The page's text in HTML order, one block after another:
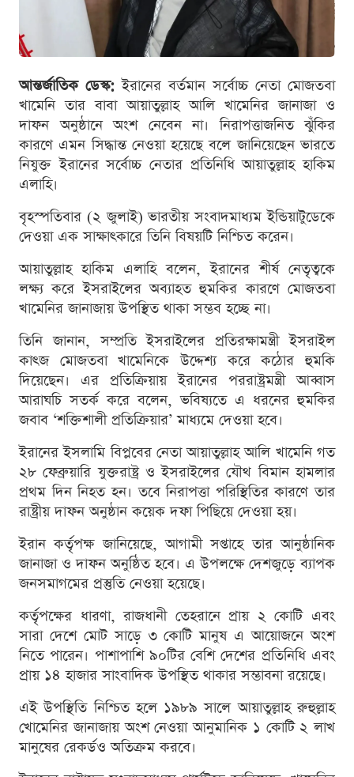
আন্তর্জাতিক ডেস্ক: ইরানের বর্তমান সর্বোচ্চ নেতা মোজতবা
খামেনি তার বাবা আয়াতুল্লাহ আলি খামেনির জানাজা ও
দাফন অনুষ্ঠানে অংশ নেবেন না। নিরাপত্তাজনিত ঝুঁকির
কারণে এমন সিদ্ধান্ত নেওয়া হয়েছে বলে জানিয়েছেন ভারতে
নিযুক্ত ইরানের সর্বোচ্চ নেতার প্রতিনিধি আয়াতুল্লাহ হাকিম
এলাহি।
বৃহস্পতিবার (২ জুলাই) ভারতীয় সংবাদমাধ্যম ইন্ডিয়াটুডেকে
দেওয়া এক সাক্ষাৎকারে তিনি বিষয়টি নিশ্চিত করেন।
আয়াতুল্লাহ হাকিম এলাহি বলেন, ইরানের শীর্ষ নেতৃত্বকে
লক্ষ্য করে ইসরাইলের অব্যাহত হুমকির কারণে মোজতবা
খামেনির জানাজায় উপস্থিত থাকা সম্ভব হচ্ছে না।
তিনি জানান, সম্প্রতি ইসরাইলের প্রতিরক্ষামন্ত্রী ইসরাইল
কাৎজ মোজতবা খামেনিকে উদ্দেশ্য করে কঠোর হুমকি
দিয়েছেন। এর প্রতিক্রিয়ায় ইরানের পররাষ্ট্রমন্ত্রী আব্বাস
আরাঘচি সতর্ক করে বলেন, ভবিষ্যতে এ ধরনের হুমকির
জবাব ‘শক্তিশালী প্রতিক্রিয়ার’ মাধ্যমে দেওয়া হবে।
ইরানের ইসলামি বিপ্লবের নেতা আয়াতুল্লাহ আলি খামেনি গত
২৮ ফেব্রুয়ারি যুক্তরাষ্ট্র ও ইসরাইলের যৌথ বিমান হামলার
প্রথম দিন নিহত হন। তবে নিরাপত্তা পরিস্থিতির কারণে তার
রাষ্ট্রীয় দাফন অনুষ্ঠান কয়েক দফা পিছিয়ে দেওয়া হয়।
ইরান কর্তৃপক্ষ জানিয়েছে, আগামী সপ্তাহে তার আনুষ্ঠানিক
জানাজা ও দাফন অনুষ্ঠিত হবে। এ উপলক্ষে দেশজুড়ে ব্যাপক
জনসমাগমের প্রস্তুতি নেওয়া হয়েছে।
কর্তৃপক্ষের ধারণা, রাজধানী তেহরানে প্রায় ২ কোটি এবং
সারা দেশে মোট সাড়ে ৩ কোটি মানুষ এ আয়োজনে অংশ
নিতে পারেন। পাশাপাশি ৯০টির বেশি দেশের প্রতিনিধি এবং
প্রায় ১৪ হাজার সাংবাদিক উপস্থিত থাকার সম্ভাবনা রয়েছে।
এই উপস্থিতি নিশ্চিত হলে ১৯৮৯ সালে আয়াতুল্লাহ রুহুল্লাহ
খোমেনির জানাজায় অংশ নেওয়া আনুমানিক ১ কোটি ২ লাখ
মানুষের রেকর্ডও অতিক্রম করবে।